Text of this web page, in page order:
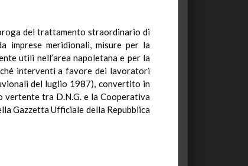
del trattamento straordinario di
imprese meridionali, misure per la
utili nell’area napoletana e per la
interventi a favore dei lavoratori
del luglio 1987), convertito in
vertente tra D.N.G. e la Cooperativa
Gazzetta Ufficiale della Repubblica